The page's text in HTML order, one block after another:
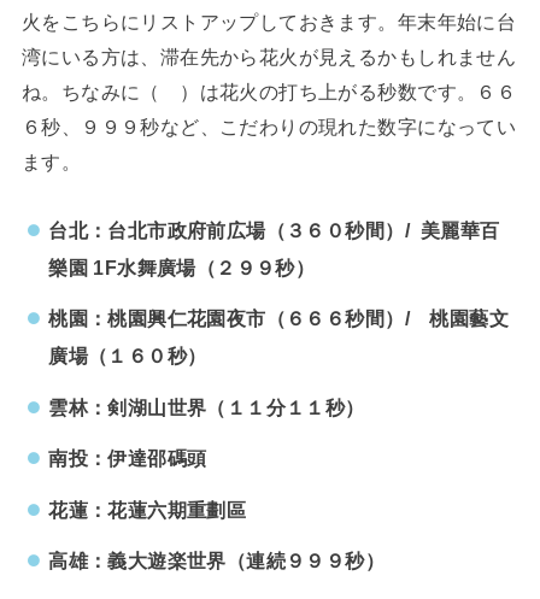
火をこちらにリストアップしておきます。年末年始に台
湾にいる方は、滞在先から花火が見えるかもしれません
ね。ちなみに（ ）は花火の打ち上がる秒数です。６６
６秒、９９９秒など、こだわりの現れた数字になってい
ます。
台北：台北市政府前広場（３６０秒間）/ 美麗華百
樂園 1F水舞廣場（２９９秒）
桃園：桃園興仁花園夜市（６６６秒間）/ 桃園藝文
廣場（１６０秒）
雲林：剣湖山世界（１１分１１秒）
南投：伊達邵碼頭
花蓮：花蓮六期重劃區
高雄：義大遊楽世界（連続９９９秒）